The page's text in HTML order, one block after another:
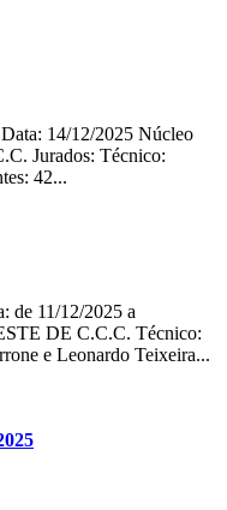
14/12/2025 Núcleo
Jurados: Técnico:
42...
de 11/12/2025 a
DE C.C.C. Técnico:
e Leonardo Teixeira...